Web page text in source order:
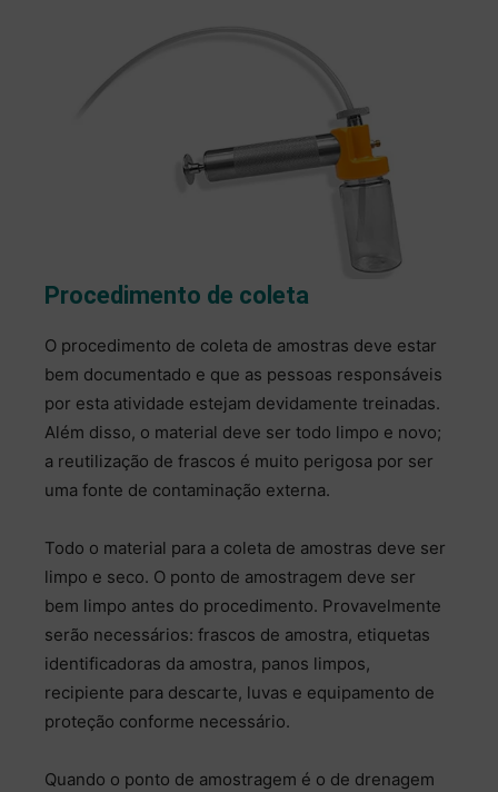
Procedimento de coleta
O procedimento de coleta de amostras deve estar
bem documentado e que as pessoas responsáveis
por esta atividade estejam devidamente treinadas.
Além disso, o material deve ser todo limpo e novo;
a reutilização de frascos é muito perigosa por ser
uma fonte de contaminação externa.
Todo o material para a coleta de amostras deve ser
limpo e seco. O ponto de amostragem deve ser
bem limpo antes do procedimento. Provavelmente
serão necessários: frascos de amostra, etiquetas
identificadoras da amostra, panos limpos,
recipiente para descarte, luvas e equipamento de
proteção conforme necessário.
Quando o ponto de amostragem é o de drenagem